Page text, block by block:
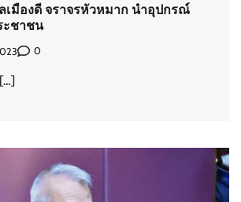
มืองดี จราจรหัวหมาก นำอุปกรณ์
ะชาชน
0